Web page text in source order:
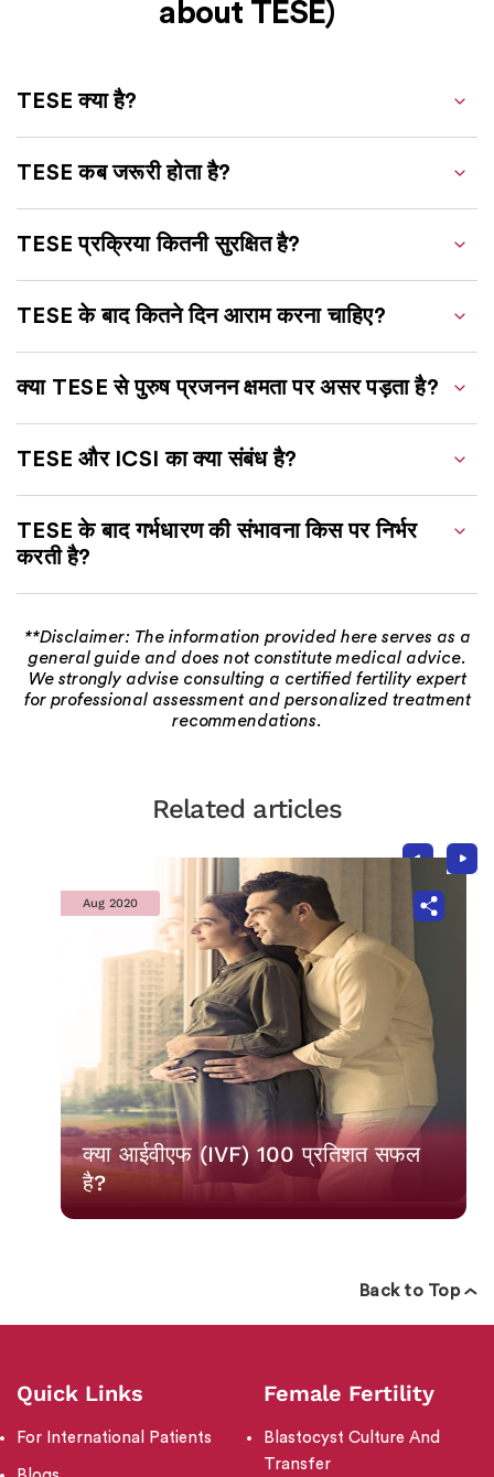
about TESE)
TESE क्या है?
TESE कब जरूरी होता है?
TESE प्रक्रिया कितनी सुरक्षित है?
TESE के बाद कितने दिन आराम करना चाहिए?
क्या TESE से पुरुष प्रजनन क्षमता पर असर पड़ता है?
TESE और ICSI का क्या संबंध है?
TESE के बाद गर्भधारण की संभावना किस पर निर्भर
करती है?
**Disclaimer: The information provided here serves as a
general guide and does not constitute medical advice.
We strongly advise consulting a certified fertility expert
for professional assessment and personalized treatment
recommendations.
Related articles
Aug 2020
क्या आईवीएफ (IVF) 100 प्रतिशत सफल
है?
Back to Top
Quick Links
For International Patients
Female Fertility
Blastocyst Culture And
Transfer